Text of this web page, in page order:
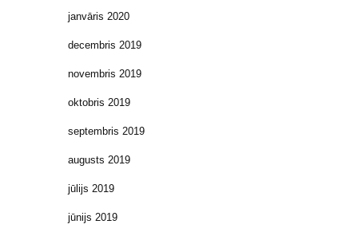
janvāris 2020
decembris 2019
novembris 2019
oktobris 2019
septembris 2019
augusts 2019
jūlijs 2019
jūnijs 2019